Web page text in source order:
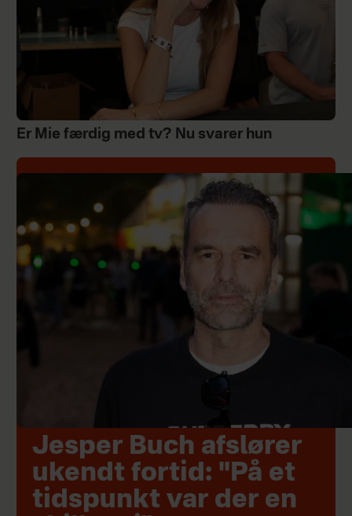
Er Mie færdig med tv? Nu svarer hun
Jesper Buch afslører
ukendt fortid: "På et
tidspunkt var der en